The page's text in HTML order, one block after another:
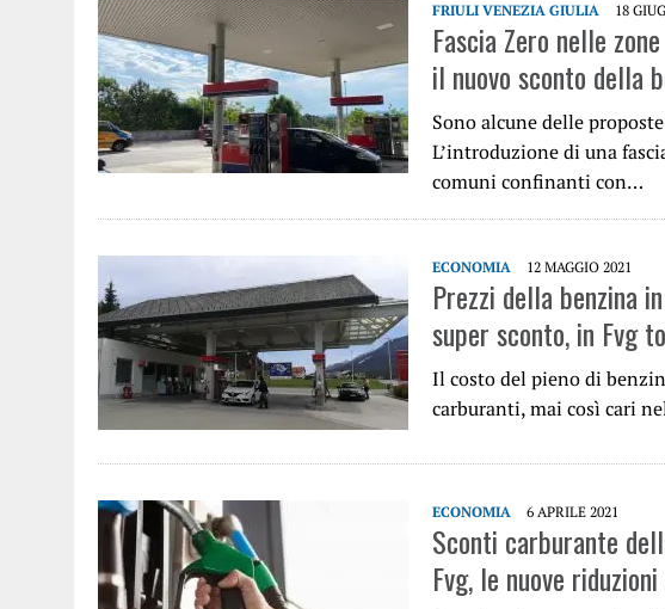
FRIULI VENEZIA GIULIA 18
Fascia Zero nelle
il nuovo sconto della
Sono alcune delle
L’introduzione di una
comuni confinanti con…
ECONOMIA 12 MAGGIO 2021
Prezzi della benzina
super sconto, in Fvg
Il costo del pieno di
carburanti, mai così cari
ECONOMIA 6 APRILE 2021
Sconti carburante
Fvg, le nuove